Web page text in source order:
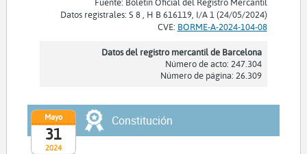
Datos registrales: S 8 , H B 616119, I/A 1 (24/05/2024)
CVE: BORME-A-2024-104-08
Datos del registro mercantil de Barcelona
Número de acto: 247.304
Número de página: 26.309
2024
Mayo
31
Constitución